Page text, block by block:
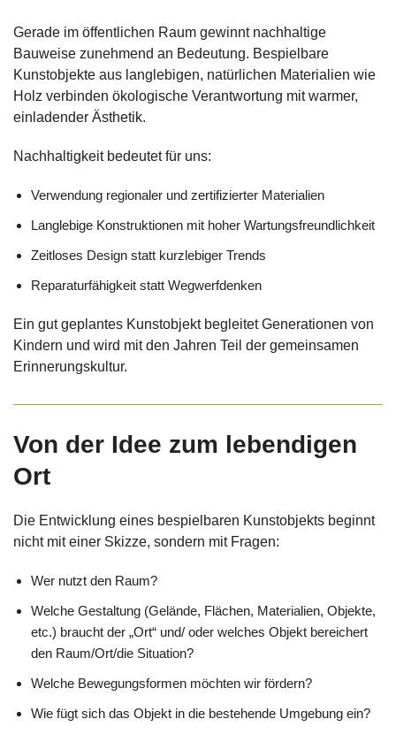
Gerade im öffentlichen Raum gewinnt nachhaltige
Bauweise zunehmend an Bedeutung. Bespielbare
Kunstobjekte aus langlebigen, natürlichen Materialien wie
Holz verbinden ökologische Verantwortung mit warmer,
einladender Ästhetik.
Nachhaltigkeit bedeutet für uns:
Verwendung regionaler und zertifizierter Materialien
Langlebige Konstruktionen mit hoher Wartungsfreundlichkeit
Zeitloses Design statt kurzlebiger Trends
Reparaturfähigkeit statt Wegwerfdenken
Ein gut geplantes Kunstobjekt begleitet Generationen von
Kindern und wird mit den Jahren Teil der gemeinsamen
Erinnerungskultur.
Von der Idee zum lebendigen
Ort
Die Entwicklung eines bespielbaren Kunstobjekts beginnt
nicht mit einer Skizze, sondern mit Fragen:
Wer nutzt den Raum?
Welche Gestaltung (Gelände, Flächen, Materialien, Objekte,
etc.) braucht der „Ort“ und/ oder welches Objekt bereichert
den Raum/Ort/die Situation?
Welche Bewegungsformen möchten wir fördern?
Wie fügt sich das Objekt in die bestehende Umgebung ein?